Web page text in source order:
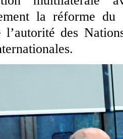
la réforme du
l’autorité des